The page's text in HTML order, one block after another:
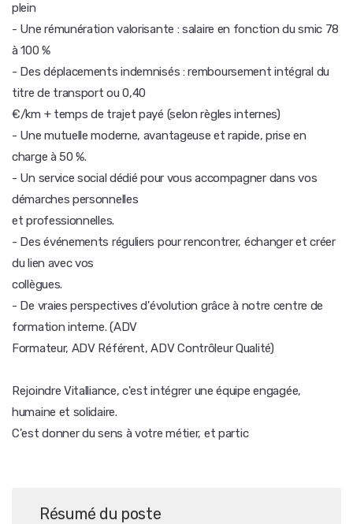
plein
- Une rémunération valorisante : salaire en fonction du smic 78
à 100 %
- Des déplacements indemnisés : remboursement intégral du
titre de transport ou 0,40
€/km + temps de trajet payé (selon règles internes)
- Une mutuelle moderne, avantageuse et rapide, prise en
charge à 50 %.
- Un service social dédié pour vous accompagner dans vos
démarches personnelles
et professionnelles.
- Des événements réguliers pour rencontrer, échanger et créer
du lien avec vos
collègues.
- De vraies perspectives d'évolution grâce à notre centre de
formation interne. (ADV
Formateur, ADV Référent, ADV Contrôleur Qualité)
Rejoindre Vitalliance, c'est intégrer une équipe engagée,
humaine et solidaire.
C'est donner du sens à votre métier, et partic
Résumé du poste